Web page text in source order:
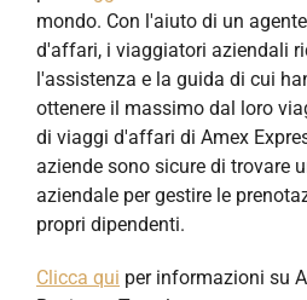
mondo. Con l'aiuto di un
d'affari, i viaggiatori aziendali
l'assistenza e la guida di cui
ottenere il massimo dal loro
di viaggi d'affari di Amex
aziende sono sicure di trovare
aziendale per gestire le
propri dipendenti.
Clicca qui per informazioni su